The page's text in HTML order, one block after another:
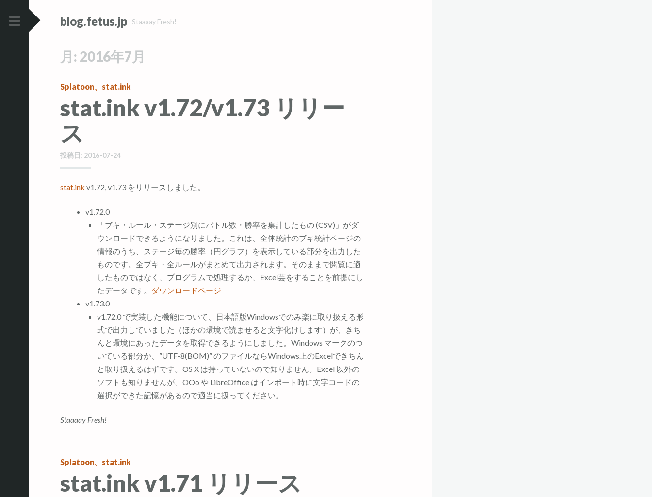
blog.fetus.jp Staaaay Fresh!
月: 2016年7月
Splatoon stat.ink
stat.ink v1.72/v1.73 リリー
ス
投稿日: 2016-07-24
stat.ink v1.72, v1.73 をリリースしました。
v1.72.0
「ブキ・ルール・ステージ別にバトル数・勝率を集計したもの (CSV)」がダ
ウンロードできるようになりました。これは、全体統計のブキ統計ページの
情報のうち、ステージ毎の勝率（円グラフ）を表示している部分を出力した
ものです。全ブキ・全ルールがまとめて出力されます。そのままで閲覧に適
したものではなく、プログラムで処理するか、Excel芸をすることを前提にし
たデータです。
ダウンロードページ
v1.73.0
v1.72.0 で実装した機能について、日本語版Windowsでのみ楽に取り扱える形
式で出力していました（ほかの環境で読ませると文字化けします）が、きち
んと環境にあったデータを取得できるようにしました。Windows マークのつ
いている部分か、”UTF-8(BOM)” のファイルならWindows上のExcelできちん
と取り扱えるはずです。OS X は持っていないので知りません。Excel 以外の
ソフトも知りませんが、OOo や LibreOffice はインポート時に文字コードの
選択ができた記憶があるので適当に扱ってください。
Staaaay Fresh!
Splatoon stat.ink
stat.ink v1.71 リリース